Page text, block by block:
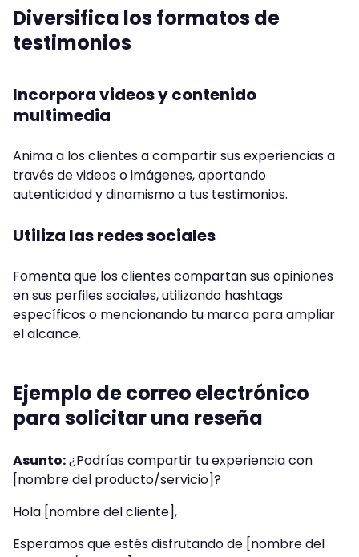
Diversifica los formatos de
testimonios
Incorpora videos y contenido
multimedia
Anima a los clientes a compartir sus experiencias a
través de videos o imágenes, aportando
autenticidad y dinamismo a tus testimonios.
Utiliza las redes sociales
Fomenta que los clientes compartan sus opiniones
en sus perfiles sociales, utilizando hashtags
específicos o mencionando tu marca para ampliar
el alcance.
Ejemplo de correo electrónico
para solicitar una reseña
Asunto:¿Podrías compartir tu experiencia con
[nombre del producto/servicio]?
Hola [nombre del cliente],
Esperamos que estés disfrutando de [nombre del